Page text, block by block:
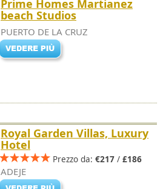
Prime Homes Martianez
beach Studios
PUERTO DE LA CRUZ
Royal Garden Villas, Luxury
Hotel
Prezzo da: €217 / £186
ADEJE